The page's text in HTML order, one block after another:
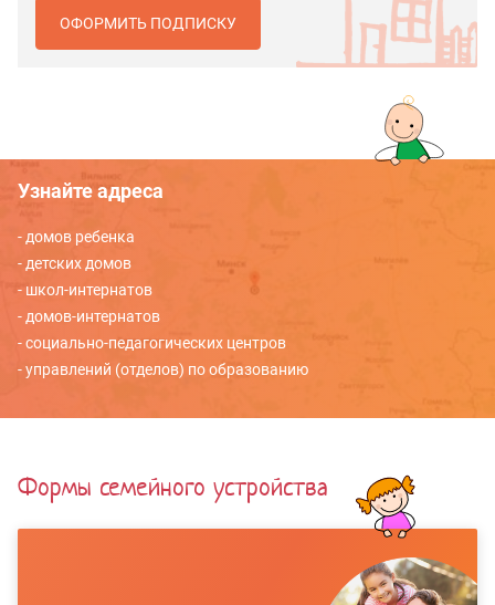
ОФОРМИТЬ ПОДПИСКУ
Узнайте адреса
- домов ребенка
- детских домов
- школ-интернатов
- домов-интернатов
- социально-педагогических центров
- управлений (отделов) по образованию
Формы семейного устройства